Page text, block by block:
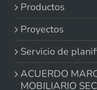
Productos
Proyectos
Servicio de
ACUERDO
MOBILIARIO